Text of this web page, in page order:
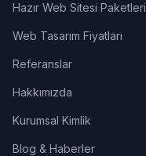
Hazır Web Sitesi Paketleri
Web Tasarım Fiyatları
Referanslar
Hakkımızda
Kurumsal Kimlik
Blog & Haberler